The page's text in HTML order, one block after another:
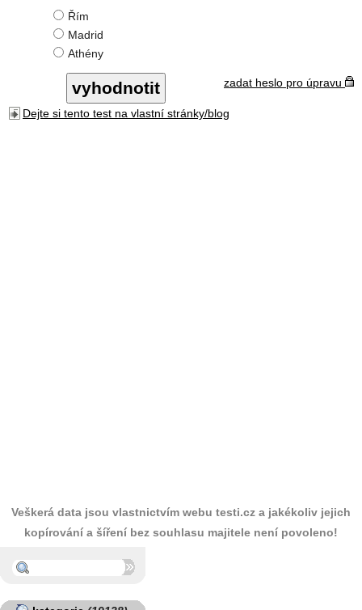
Řím
Madrid
Athény
zadat heslo pro úpravu
Dejte si tento test na vlastní stránky/blog
Veškerá data jsou vlastnictvím webu testi.cz a jakékoliv jejich
kopírování a šíření bez souhlasu majitele není povoleno!